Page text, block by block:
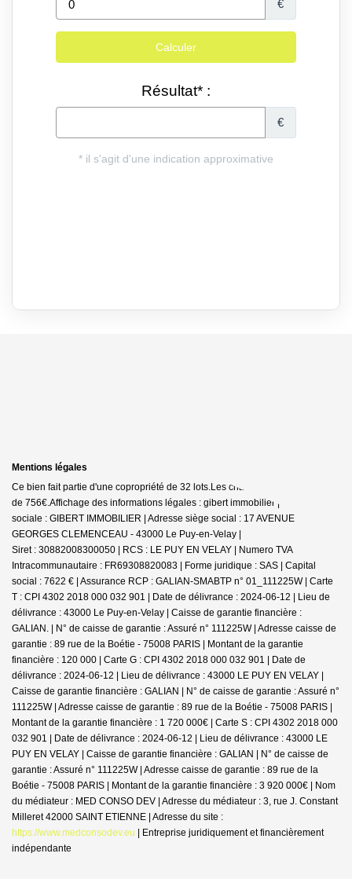
Mentions légales
Ce bien fait partie d'une copropriété de 32 lots.Les charges annuelles sont
de 756€.Affichage des informations légales : gibert immobilier | Raison
sociale : GIBERT IMMOBILIER | Adresse siège social : 17 AVENUE
GEORGES CLEMENCEAU - 43000 Le Puy-en-Velay |
Siret : 30882008300050 | RCS : LE PUY EN VELAY | Numero TVA
Intracommunautaire : FR69308820083 | Forme juridique : SAS | Capital
social : 7622 € | Assurance RCP : GALIAN-SMABTP n° 01_111225W | Carte
T : CPI 4302 2018 000 032 901 | Date de délivrance : 2024-06-12 | Lieu de
délivrance : 43000 Le Puy-en-Velay | Caisse de garantie financière :
GALIAN. | N° de caisse de garantie : Assuré n° 111225W | Adresse caisse de
garantie : 89 rue de la Boétie - 75008 PARIS | Montant de la garantie
financière : 120 000 | Carte G : CPI 4302 2018 000 032 901 | Date de
délivrance : 2024-06-12 | Lieu de délivrance : 43000 LE PUY EN VELAY |
Caisse de garantie financière : GALIAN | N° de caisse de garantie : Assuré n°
111225W | Adresse caisse de garantie : 89 rue de la Boétie - 75008 PARIS |
Montant de la garantie financière : 1 720 000€ | Carte S : CPI 4302 2018 000
032 901 | Date de délivrance : 2024-06-12 | Lieu de délivrance : 43000 LE
PUY EN VELAY | Caisse de garantie financière : GALIAN | N° de caisse de
garantie : Assuré n° 111225W | Adresse caisse de garantie : 89 rue de la
Boétie - 75008 PARIS | Montant de la garantie financière : 3 920 000€ | Nom
du médiateur : MED CONSO DEV | Adresse du médiateur : 3, rue J. Constant
Milleret 42000 SAINT ETIENNE | Adresse du site :
https://www.medconsodev.eu | Entreprise juridiquement et financièrement
indépendante